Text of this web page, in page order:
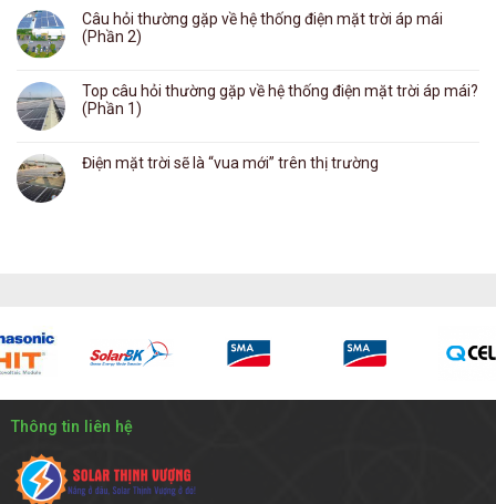
Câu hỏi thường gặp về hệ thống điện mặt trời áp mái
(Phần 2)
Top câu hỏi thường gặp về hệ thống điện mặt trời áp mái?
(Phần 1)
Điện mặt trời sẽ là “vua mới” trên thị trường
Thông tin liên hệ